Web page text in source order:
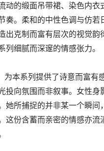
动的缎面吊带裙、染色内衣
奏。柔和的中性色调与仿若
出克制而富有层次的视觉韵
列细腻而深邃的情感张力。
为本系列提供了诗意而富有
投向氛围而非叙事。女性身
她所捕捉的并非某一个瞬间
这份含蓄而亲密的情感亦流